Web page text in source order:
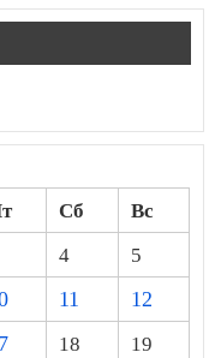
Сб
Вс
4
5
11
12
18
19